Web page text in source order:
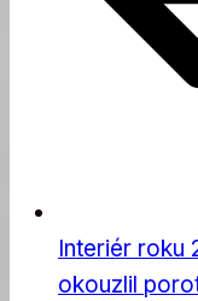
Interiér roku
okouzlil